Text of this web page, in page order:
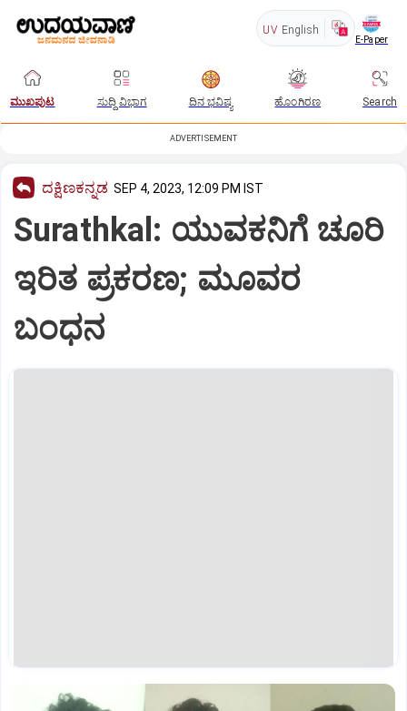
UV English
E-Paper
ಮುಖಪುಟ ಸುದ್ದಿ ವಿಭಾಗ ದಿನ ಭವಿಷ್ಯ ಹೊಂಗಿರಣ Search
ADVERTISEMENT
ದಕ್ಷಿಣಕನ್ನಡ SEP 4, 2023, 12:09 PM IST
Surathkal: ಯುವಕನಿಗೆ ಚೂರಿ
ಇರಿತ ಪ್ರಕರಣ; ಮೂವರ
ಬಂಧನ